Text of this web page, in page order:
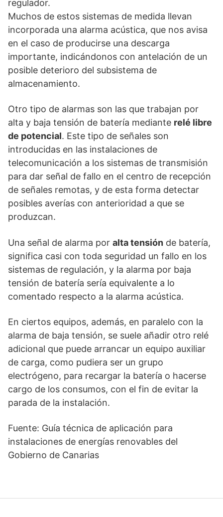
regulador.
Muchos de estos sistemas de medida llevan
incorporada una alarma acústica, que nos avisa
en el caso de producirse una descarga
importante, indicándonos con antelación de un
posible deterioro del subsistema de
almacenamiento.
Otro tipo de alarmas son las que trabajan por
alta y baja tensión de batería mediante relé libre
de potencial. Este tipo de señales son
introducidas en las instalaciones de
telecomunicación a los sistemas de transmisión
para dar señal de fallo en el centro de recepción
de señales remotas, y de esta forma detectar
posibles averías con anterioridad a que se
produzcan.
Una señal de alarma por alta tensión de batería,
significa casi con toda seguridad un fallo en los
sistemas de regulación, y la alarma por baja
tensión de batería sería equivalente a lo
comentado respecto a la alarma acústica.
En ciertos equipos, además, en paralelo con la
alarma de baja tensión, se suele añadir otro relé
adicional que puede arrancar un equipo auxiliar
de carga, como pudiera ser un grupo
electrógeno, para recargar la batería o hacerse
cargo de los consumos, con el fin de evitar la
parada de la instalación.
Fuente: Guía técnica de aplicación para
instalaciones de energías renovables del
Gobierno de Canarias